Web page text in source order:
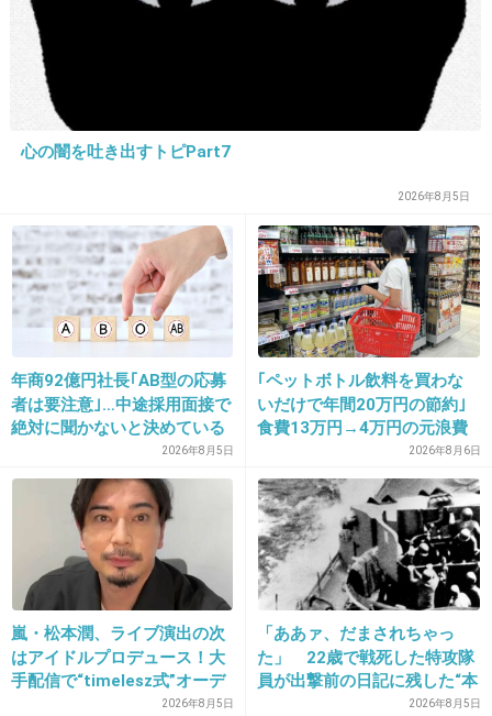
2019/12/30(月) 20:55:00
嫁さん松嶋菜々子似の美人だね
出典：i0.wp.com
12件の返信
+16 -148
2019/12/30(月) 20:56:21
松嶋菜々子には似てないし、とりあえず口がで
かい
+239 -4
心の闇を吐き出すトピPart7
2026年8月5日
年商92億円社長｢AB型の応募
者は要注意｣…中途採用面接で
絶対に聞かないと決めている
2026年8月5日
｢ペットボトル飲料を買わな
いだけで年間20万円の節約｣
食費13万円→4万円の元浪費
主婦が買うのをやめた食品5
つ
2026年8月6日
嵐・松本潤、ライブ演出の次
はアイドルプロデュース！大
手配信で“timelesz式”オーデ
ィション番組が進行中か2026年8月5日
「ああァ、だまされちゃっ
た」 22歳で戦死した特攻隊
員が出撃前の日記に残した“本
2026年8月5日